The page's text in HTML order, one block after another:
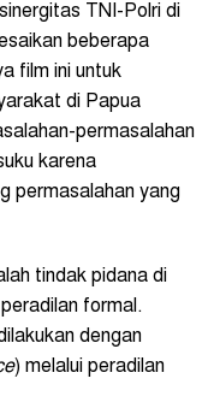
TNI-Polri di
beberapa
film ini untuk
di Papua
permasalahan
karena
permasalahan yang
tindak pidana di
formal.
dengan
) melalui peradilan